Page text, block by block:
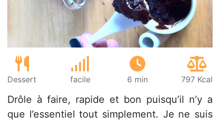
Dessert facile 6 min 797 Kcal
Drôle à faire, rapide et bon puisqu’il n’y a
que l’essentiel tout simplement. Je ne suis